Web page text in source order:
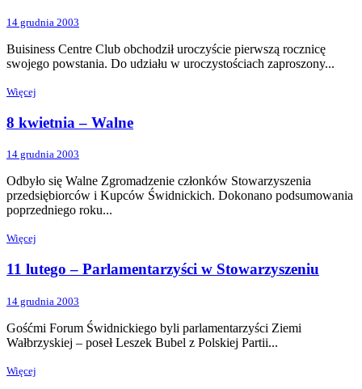
14 grudnia 2003
Buisiness Centre Club obchodził uroczyście pierwszą rocznicę
swojego powstania. Do udziału w uroczystościach zaproszony...
Więcej
8 kwietnia – Walne
14 grudnia 2003
Odbyło się Walne Zgromadzenie członków Stowarzyszenia
przedsiębiorców i Kupców Świdnickich. Dokonano podsumowania
poprzedniego roku...
Więcej
11 lutego – Parlamentarzyści w Stowarzyszeniu
14 grudnia 2003
Gośćmi Forum Świdnickiego byli parlamentarzyści Ziemi
Wałbrzyskiej – poseł Leszek Bubel z Polskiej Partii...
Więcej